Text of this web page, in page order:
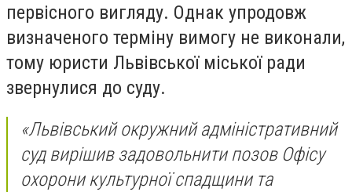
первісного вигляду. Однак упродовж
визначеного терміну вимогу не виконали,
тому юристи Львівської міської ради
звернулися до суду.
«Львівський окружний адміністративний
суд вирішив задовольнити позов Офісу
охорони культурної спадщини та